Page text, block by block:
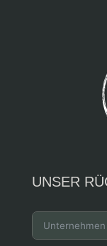
UNSER